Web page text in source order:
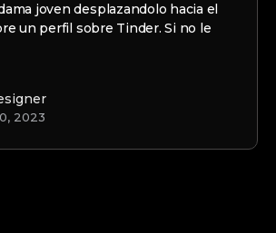
joven desplazandolo hacia el
un perfil sobre Tinder. Si no le
2023